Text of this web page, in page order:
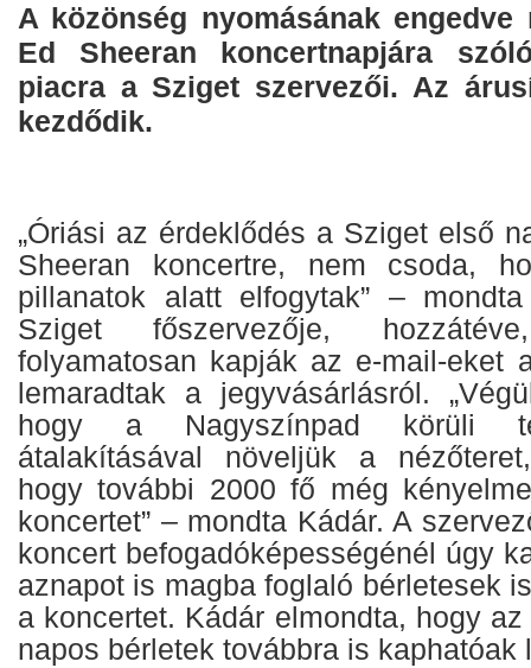
A közönség nyomásának engedve
Ed Sheeran koncertnapjára
piacra a Sziget szervezői. Az
kezdődik.
„Óriási az érdeklődés a Sziget első
Sheeran koncertre, nem csoda,
pillanatok alatt elfogytak” –
Sziget főszervezője,
folyamatosan kapják az e-mail-eket
lemaradtak a jegyvásárlásról.
hogy a Nagyszínpad körüli
átalakításával növeljük a
hogy további 2000 fő még
koncertet” – mondta Kádár. A
koncert befogadóképességénél úgy
aznapot is magba foglaló bérletesek
a koncertet. Kádár elmondta, hogy
napos bérletek továbbra is kaphatóak